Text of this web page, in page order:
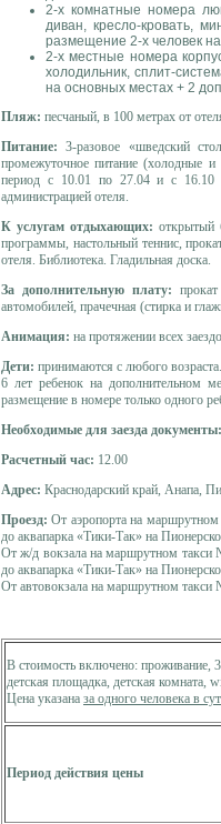
2-х комнатные номера
диван, кресло-кровать,
размещение 2-х человек
2-х местные номера
холодильник, сплит-
на основных местах + 2
Пляж: песчаный, в 100 метрах от
Питание: 3-разовое «шведский
промежуточное питание (холодные и
период с 10.01 по 27.04 и с 16.10
администрацией отеля.
К услугам отдыхающих: открытый
программы, настольный теннис,
отеля. Библиотека. Гладильная доска.
За дополнительную плату:
автомобилей, прачечная (стирка и
Анимация: на протяжении всех
Дети: принимаются с любого
6 лет ребенок на дополнительном
размещение в номере только одного
Необходимые для заезда документы:
Расчетный час: 12.00
Адрес: Краснодарский край, Анапа,
Проезд:От аэропорта на
до аквапарка «Тики-Так» на
От ж/д вокзала на маршрутном такси
до аквапарка «Тики-Так» на
От автовокзала на маршрутном такси
В стоимость включено: проживание,
детская площадка, детская комната,
Цена указана за одного человека в
Период действия цены